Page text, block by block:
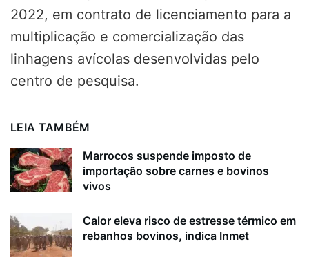
2022, em contrato de licenciamento para a
multiplicação e comercialização das
linhagens avícolas desenvolvidas pelo
centro de pesquisa.
LEIA TAMBÉM
Marrocos suspende imposto de
importação sobre carnes e bovinos
vivos
Calor eleva risco de estresse térmico em
rebanhos bovinos, indica Inmet